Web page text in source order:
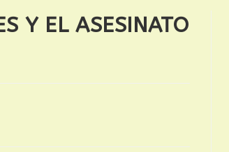
Y EL ASESINATO